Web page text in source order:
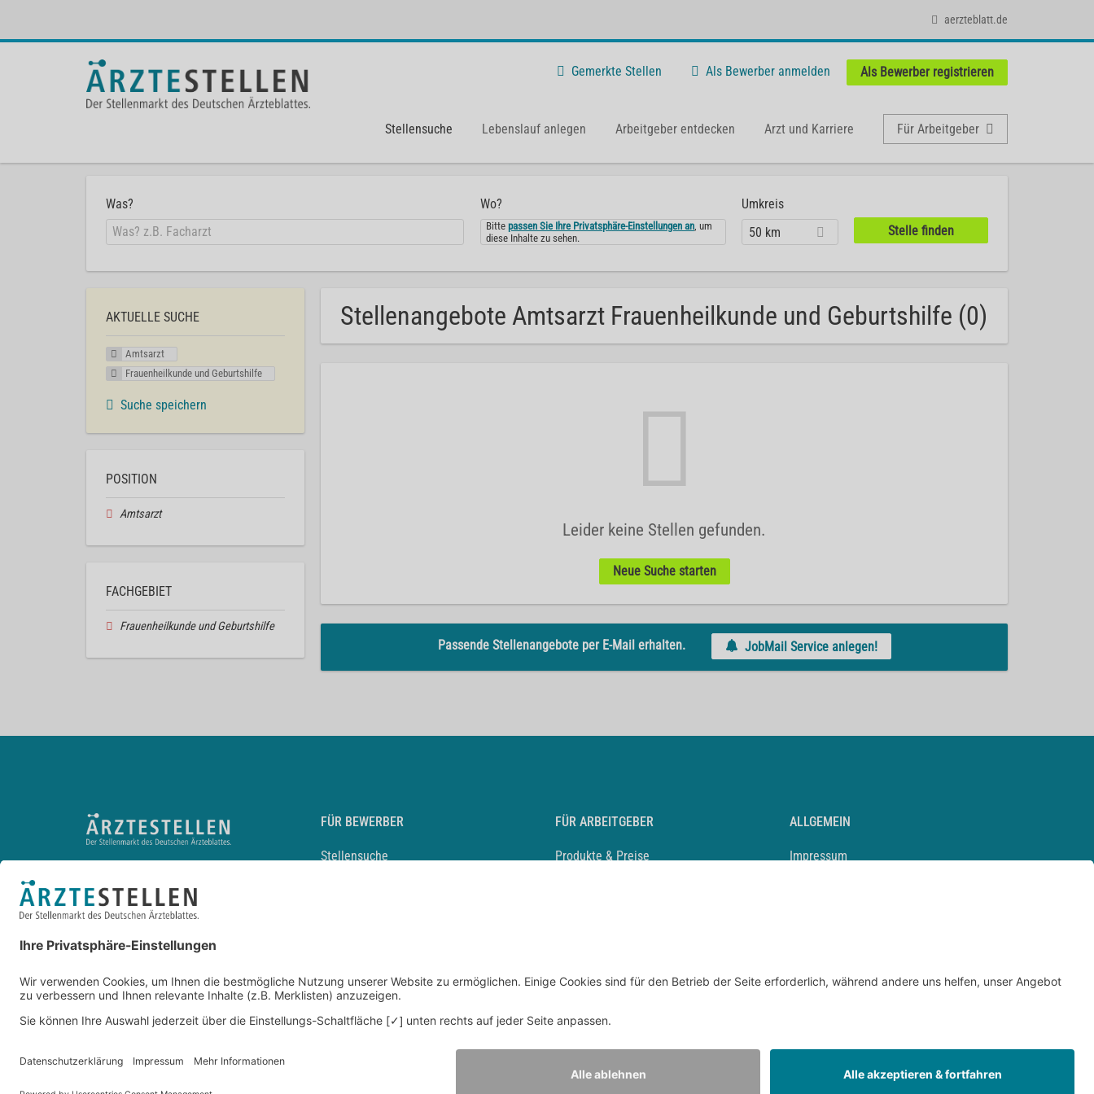
aerzteblatt.de
Gemerkte Stellen Als Bewerber anmelden Als Bewerber registrieren
Stellensuche Lebenslauf anlegen Arbeitgeber entdecken Arzt und Karriere Für Arbeitgeber
Was? Wo?
Bittepassen Sie Ihre Privatsphäre-Einstellungen an, um
diese Inhalte zu sehen.
Umkreis
50 km
Stellenangebote Amtsarzt Frauenheilkunde und Geburtshilfe (0)
Leider keine Stellen gefunden.
Neue Suche starten
Passende Stellenangebote per E-Mail erhalten. JobMail Service anlegen!
AKTUELLE SUCHE
Amtsarzt
Frauenheilkunde und Geburtshilfe
Suche speichern
POSITION
Amtsarzt
FACHGEBIET
Frauenheilkunde und Geburtshilfe
FÜR BEWERBER
Stellensuche
Durchsuchen Sie den Stellenkatalog
FÜR ARBEITGEBER
Produkte & Preise
ALLGEMEIN
Impressum